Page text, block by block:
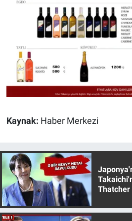
Kaynak: Haber Merkezi
Thatcher
Yerel Yaşam
Canlı Yayın